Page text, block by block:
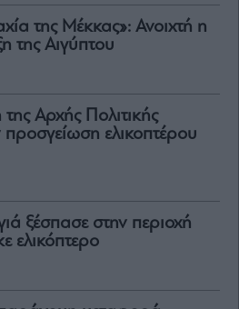
της Μέκκας»: Ανοιχτή η
της Αιγύπτου
Αρχής Πολιτικής
ελικοπτέρου
ξέσπασε στην περιοχή
ελικόπτερο